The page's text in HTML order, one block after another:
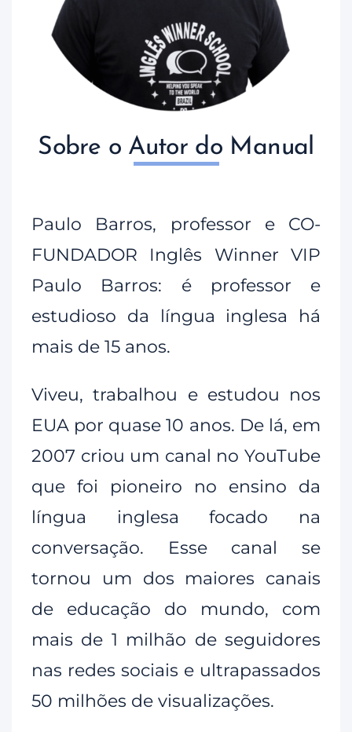
Sobre o Autor do Manual
Paulo Barros, professor e CO-
FUNDADOR Inglês Winner VIP
Paulo Barros: é professor e
estudioso da língua inglesa há
mais de 15 anos.
Viveu, trabalhou e estudou nos
EUA por quase 10 anos. De lá, em
2007 criou um canal no YouTube
que foi pioneiro no ensino da
língua inglesa focado na
conversação. Esse canal se
tornou um dos maiores canais
de educação do mundo, com
mais de 1 milhão de seguidores
nas redes sociais e ultrapassados
50 milhões de visualizações.